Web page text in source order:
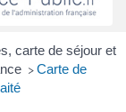
carte de séjour et
> Carte de